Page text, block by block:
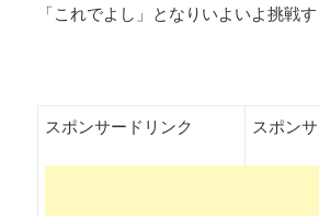
「これでよし」となりいよいよ挑戦
スポンサードリンク スポン